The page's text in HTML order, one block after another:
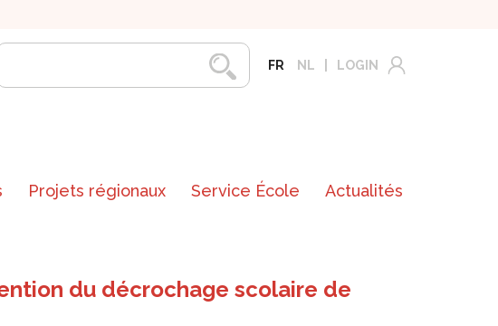
FR NL LOGIN
Projets régionaux Service École Actualités
du décrochage scolaire de